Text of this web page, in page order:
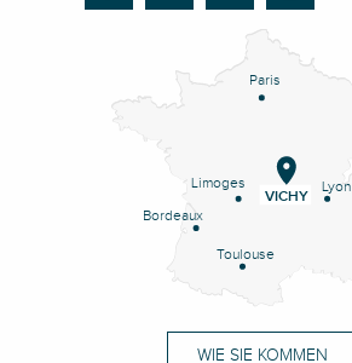
Paris
Lyon
Limoges
Bordeaux
Toulouse
VICHY
WIE SIE KOMMEN